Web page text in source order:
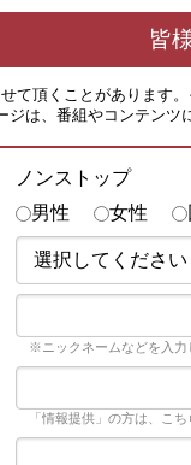
皆
て頂くことがあります
ジは、番組やコンテン
ノンストップ
男性 女性
※ニックネームなどを入力
「情報提供」の方は、こ